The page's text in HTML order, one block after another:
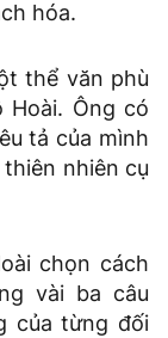
hóa.
thể văn phù
Hoài. Ông có
tả của mình
nhiên cụ
chọn cách
vài ba câu
của từng đối